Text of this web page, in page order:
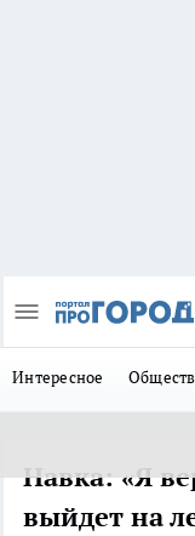
Интересное
Навка: «Я
выйдет на